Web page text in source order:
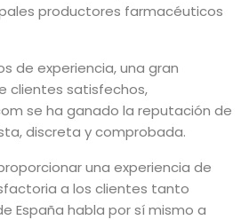
productores farmacéuticos
de experiencia, una gran
clientes satisfechos,
se ha ganado la reputación de
discreta y comprobada.
una experiencia de
a los clientes tanto
España habla por sí mismo a